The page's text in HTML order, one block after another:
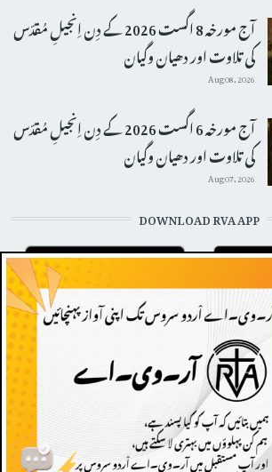
آج مورخہ 8 اگست 2026 کے دِن اِنجیلِ مُقدّس
کی تلاوت اور دھیان وگیان
Aug 08, 2026
آج مورخہ 6 اگست 2026 کے دِن اِنجیلِ مُقدّس
کی تلاوت اور دھیان وگیان
Aug 07, 2026
DOWNLOAD RVA APP
STAY CONNECTED WITH